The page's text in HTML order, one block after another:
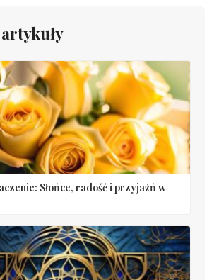
Słońce, radość i przyjaźń w